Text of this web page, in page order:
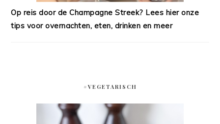
Op reis door de Champagne Streek? Lees hier onze
tips voor overnachten, eten, drinken en meer
#VEGETARISCH